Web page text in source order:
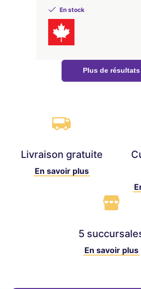
En stock
Plus de résultats
Livraison gratuite
En savoir plus
5
En savoir plus